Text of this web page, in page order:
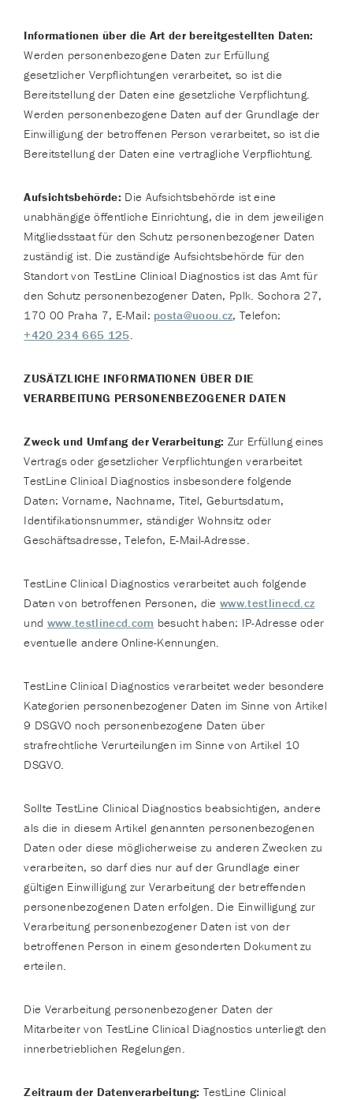
Informationen über die Art der bereitgestellten Daten:
Werden personenbezogene Daten zur Erfüllung
gesetzlicher Verpflichtungen verarbeitet, so ist die
Bereitstellung der Daten eine gesetzliche Verpflichtung.
Werden personenbezogene Daten auf der Grundlage der
Einwilligung der betroffenen Person verarbeitet, so ist die
Bereitstellung der Daten eine vertragliche Verpflichtung.
Aufsichtsbehörde: Die Aufsichtsbehörde ist eine
unabhängige öffentliche Einrichtung, die in dem jeweiligen
Mitgliedsstaat für den Schutz personenbezogener Daten
zuständig ist. Die zuständige Aufsichtsbehörde für den
Standort von TestLine Clinical Diagnostics ist das Amt für
den Schutz personenbezogener Daten, Pplk. Sochora 27,
170 00 Praha 7, E-Mail: posta@uoou.cz, Telefon:
+420 234 665 125.
ZUSÄTZLICHE INFORMATIONEN ÜBER DIE
VERARBEITUNG PERSONENBEZOGENER DATEN
Zweck und Umfang der Verarbeitung: Zur Erfüllung eines
Vertrags oder gesetzlicher Verpflichtungen verarbeitet
TestLine Clinical Diagnostics insbesondere folgende
Daten: Vorname, Nachname, Titel, Geburtsdatum,
Identifikationsnummer, ständiger Wohnsitz oder
Geschäftsadresse, Telefon, E-Mail-Adresse.
TestLine Clinical Diagnostics verarbeitet auch folgende
Daten von betroffenen Personen, die www.testlinecd.cz
und www.testlinecd.com besucht haben: IP-Adresse oder
eventuelle andere Online-Kennungen.
TestLine Clinical Diagnostics verarbeitet weder besondere
Kategorien personenbezogener Daten im Sinne von Artikel
9 DSGVO noch personenbezogene Daten über
strafrechtliche Verurteilungen im Sinne von Artikel 10
DSGVO.
Sollte TestLine Clinical Diagnostics beabsichtigen, andere
als die in diesem Artikel genannten personenbezogenen
Daten oder diese möglicherweise zu anderen Zwecken zu
verarbeiten, so darf dies nur auf der Grundlage einer
gültigen Einwilligung zur Verarbeitung der betreffenden
personenbezogenen Daten erfolgen. Die Einwilligung zur
Verarbeitung personenbezogener Daten ist von der
betroffenen Person in einem gesonderten Dokument zu
erteilen.
Die Verarbeitung personenbezogener Daten der
Mitarbeiter von TestLine Clinical Diagnostics unterliegt den
innerbetrieblichen Regelungen.
Zeitraum der Datenverarbeitung: TestLine Clinical